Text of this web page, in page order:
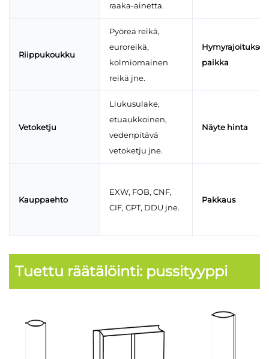
raaka-ainetta.
Riippukoukku
Pyöreä reikä,
euroreikä,
kolmiomainen
reikä jne.
Hymyrajoituksen
paikka
Vetoketju
Liukusulake,
etuaukkoinen,
vedenpitävä
vetoketju jne.
Näyte hinta
Kauppaehto
EXW, FOB, CNF,
CIF, CPT, DDU jne.
Pakkaus
Tuettu räätälöinti: pussityyppi